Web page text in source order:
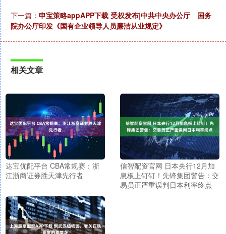
下一篇： 申宝策略appAPP下载 受权发布|中共中央办公厅 国务
院办公厅印发《国有企业领导人员廉洁从业规定》
相关文章
达宝优配平台 CBA常规赛：浙
江浙商证券胜天津先行者
信智配资官网 日本央行12月加
息板上钉钉！先锋集团警告：交
易员正严重误判日本利率终点